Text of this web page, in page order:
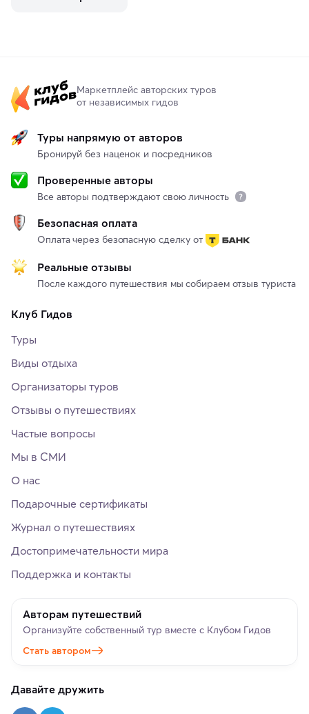
Маркетплейс авторских туров
от независимых гидов
Туры напрямую от авторов
Бронируй без наценок и посредников
Проверенные авторы
Все авторы подтверждают свою личность
Безопасная оплата
Оплата через безопасную сделку от
Реальные отзывы
После каждого путешествия мы собираем отзыв туриста
Клуб Гидов
Туры
Виды отдыха
Организаторы туров
Отзывы о путешествиях
Частые вопросы
Мы в СМИ
О нас
Подарочные сертификаты
Журнал о путешествиях
Достопримечательности мира
Поддержка и контакты
Авторам путешествий
Организуйте собственный тур вместе с Клубом Гидов
Стать автором
Давайте дружить